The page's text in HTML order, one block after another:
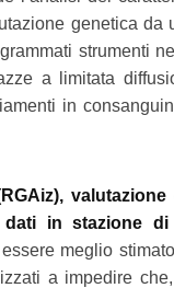
genetica da
strumenti
a limitata
in
dati in stazione
meglio
a impedire